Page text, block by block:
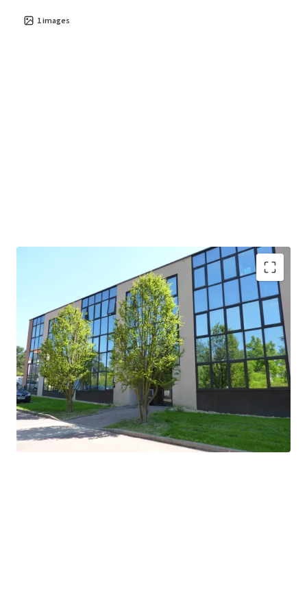
1images
Grand terrain de 1,2 ha offrant des options
d'expansion ou de réaménagement